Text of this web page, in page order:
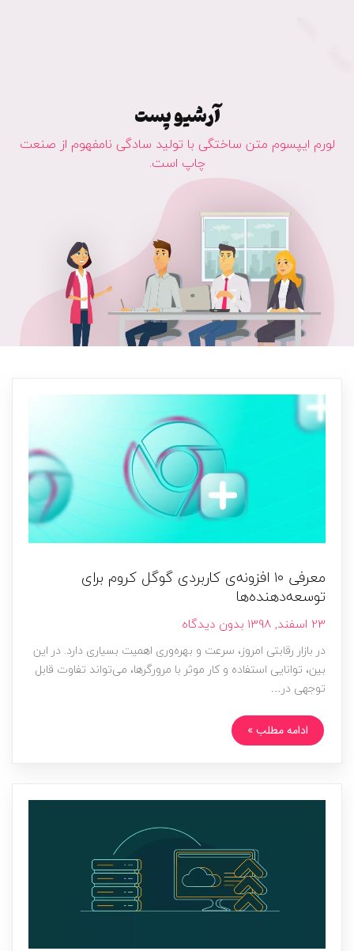
آرشیو پست
لورم ایپسوم متن ساختگی با تولید سادگی نامفهوم از صنعت
چاپ است.
معرفی ۱۰ افزونه‌ی کاربردی گوگل کروم برای
توسعه‌دهنده‌ها
23 اسفند, 1398 بدون دیدگاه
در بازار رقابتی امروز، سرعت و بهره‌وری اهمیت بسیاری دارد. در این
بین، توانایی استفاده و کار موثر با مرورگرها، می‌تواند تفاوت قابل
توجهی در…
ادامه مطلب »